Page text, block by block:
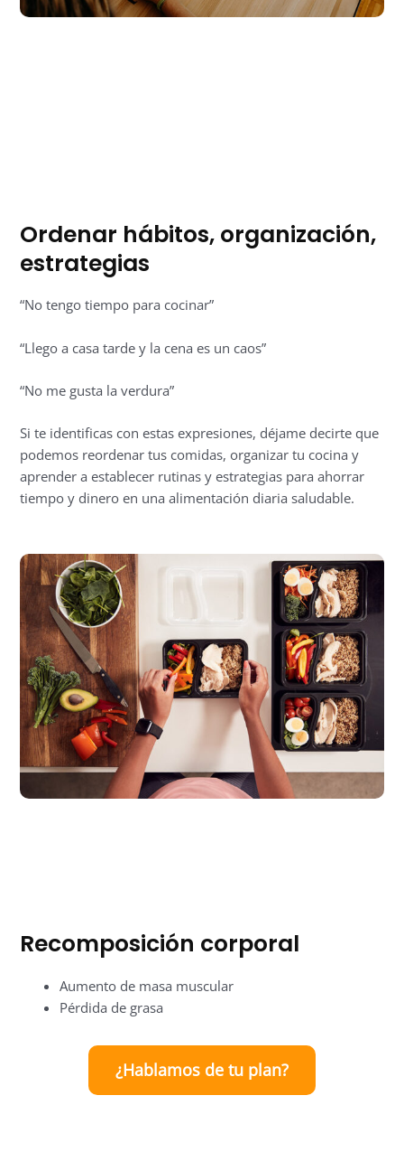
Ordenar hábitos, organización,
estrategias
“No tengo tiempo para cocinar”
“Llego a casa tarde y la cena es un caos”
“No me gusta la verdura”
Si te identificas con estas expresiones, déjame decirte que
podemos reordenar tus comidas, organizar tu cocina y
aprender a establecer rutinas y estrategias para ahorrar
tiempo y dinero en una alimentación diaria saludable.
Recomposición corporal
Aumento de masa muscular
Pérdida de grasa
¿Hablamos de tu plan?